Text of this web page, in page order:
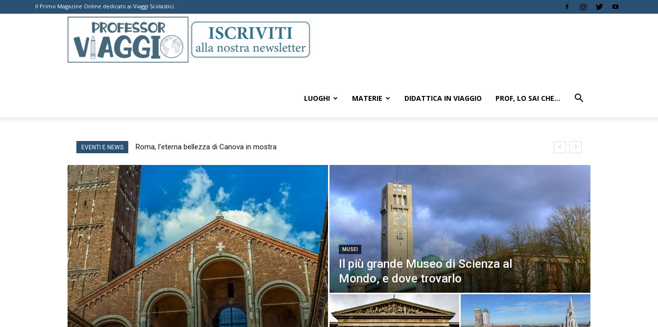
Il Primo Magazine Online dedicato ai Viaggi Scolastici.
LUOGHI MATERIE DIDATTICA IN VIAGGIO PROF, LO SAI CHE…
EVENTI E NEWS Roma, l’eterna bellezza di Canova in mostra
MUSEI
Il più grande Museo di Scienza al
Mondo, e dove trovarlo